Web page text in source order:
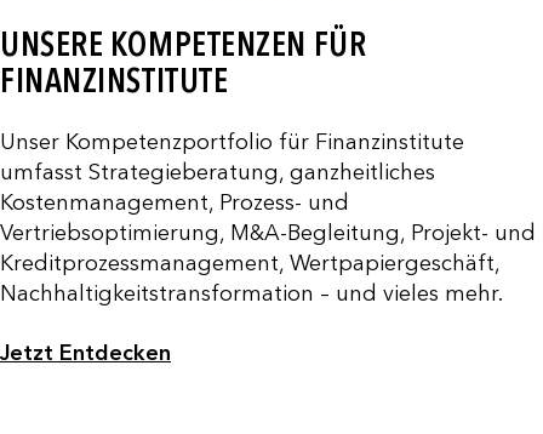
UNSERE KOMPETENZEN FÜR
FINANZINSTITUTE
Unser Kompetenzportfolio für Finanzinstitute
umfasst Strategieberatung, ganzheitliches
Kostenmanagement, Prozess- und
Vertriebsoptimierung, M&A-Begleitung, Projekt- und
Kreditprozessmanagement, Wertpapiergeschäft,
Nachhaltigkeitstransformation – und vieles mehr.
Jetzt Entdecken